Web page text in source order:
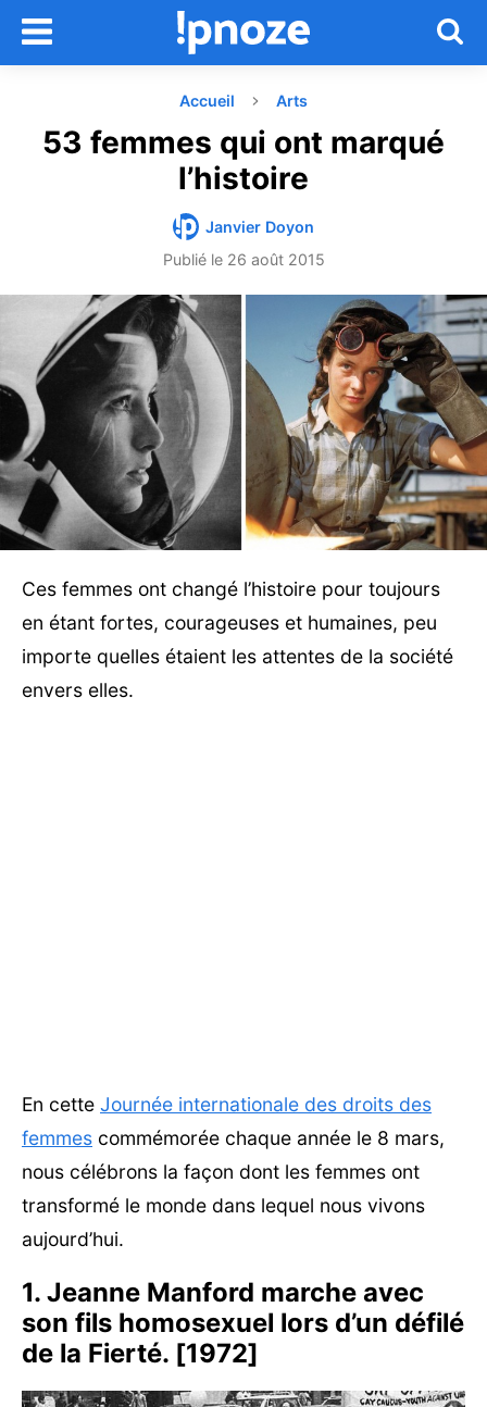
Accueil Arts
53 femmes qui ont marqué
l’histoire
Janvier Doyon
Publié le 26 août 2015
Ces femmes ont changé l’histoire pour toujours
en étant fortes, courageuses et humaines, peu
importe quelles étaient les attentes de la société
envers elles.
En cette Journée internationale des droits des
femmes commémorée chaque année le 8 mars,
nous célébrons la façon dont les femmes ont
transformé le monde dans lequel nous vivons
aujourd’hui.
1. Jeanne Manford marche avec
son fils homosexuel lors d’un défilé
de la Fierté. [1972]